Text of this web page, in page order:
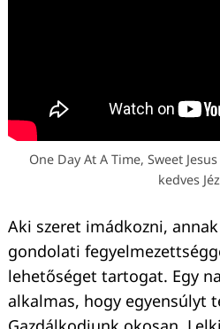
One Day At A Time, Sweet
kedves
Aki szeret imádkozni,
gondolati
lehetőséget tartogat. Egy
alkalmas, hogy egyensúlyt